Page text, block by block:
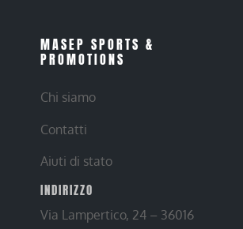
MASEP SPORTS &
PROMOTIONS
Chi siamo
Contatti
Aiuti di stato
INDIRIZZO
Via Lampertico, 24 – 36016